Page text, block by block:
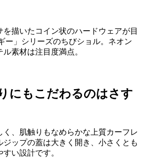
描いたコイン状のハードウェアが目
ー」シリーズのちびショル。ネオン
素材は注目度満点。
にもこだわるのはさす
く、肌触りもなめらかな上質カーフレ
ップの蓋は大きく開き、小さくとも
い設計です。